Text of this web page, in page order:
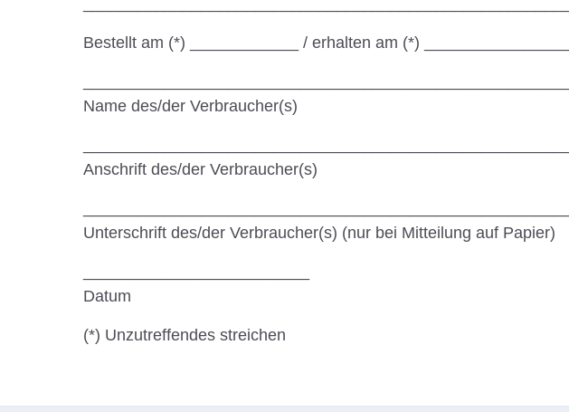
Bestellt am (*) ____________ / erhalten am (*)
Name des/der Verbraucher(s)
Anschrift des/der Verbraucher(s)
Unterschrift des/der Verbraucher(s) (nur bei Mitteilung auf Papier)
Datum
(*) Unzutreffendes streichen